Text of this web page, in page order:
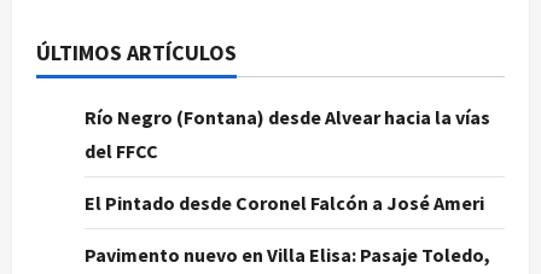
ÚLTIMOS ARTÍCULOS
Río Negro (Fontana) desde Alvear hacia la vías
del FFCC
El Pintado desde Coronel Falcón a José Ameri
Pavimento nuevo en Villa Elisa: Pasaje Toledo,